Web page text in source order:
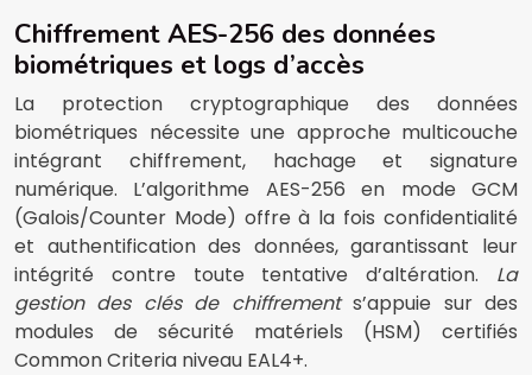
Chiffrement AES-256 des données
biométriques et logs d’accès
La protection cryptographique des données
biométriques nécessite une approche multicouche
intégrant chiffrement, hachage et signature
numérique. L’algorithme AES-256 en mode GCM
(Galois/Counter Mode) offre à la fois confidentialité
et authentification des données, garantissant leur
intégrité contre toute tentative d’altération. La
gestion des clés de chiffrements’appuie sur des
modules de sécurité matériels (HSM) certifiés
Common Criteria niveau EAL4+.